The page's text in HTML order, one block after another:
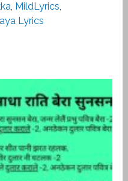
, MildLyrics,
Lyrics